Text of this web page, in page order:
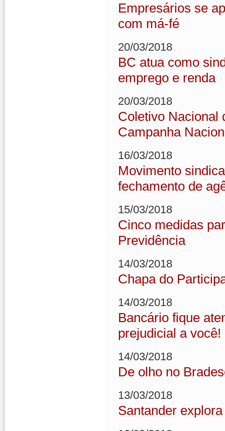
Empresários se
com má-fé
20/03/2018
BC atua como
emprego e renda
20/03/2018
Coletivo Nacional
Campanha
16/03/2018
Movimento
fechamento de
15/03/2018
Cinco medidas
Previdência
14/03/2018
Chapa do
14/03/2018
Bancário fique
prejudicial a você!
14/03/2018
De olho no
13/03/2018
Santander